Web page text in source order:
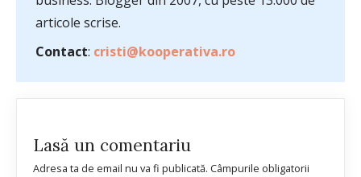
articole scrise.
Contact: cristi@kooperativa.ro
Lasă un comentariu
Adresa ta de email nu va fi publicată. Câmpurile obligatorii